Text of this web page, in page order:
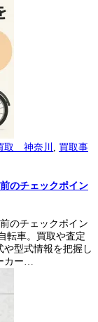
取 神奈川 , 買取事
のチェックポイン
のチェックポイン
転車。買取や査定
型式情報を把握し
カー…